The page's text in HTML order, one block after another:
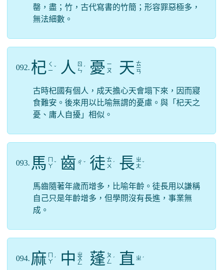
罄，盡；竹，古代寫書的竹簡；形容罪惡極多，
無法細數。
092. 杞 ㄑ
ㄧ ˇ 人 ㄖ
ㄣ ˊ 憂 ㄧ
ㄡ
天 ㄊ
ㄧ
ㄢ
古時杞國有個人，成天擔心天會塌下來，因而寢
食難安。後來用以比喻無謂的憂慮。與「杞天之
憂、庸人自擾」相似。
093. 馬 ㄚ ˇ 齒 ㄔ ˇ 徒 ㄊ
ㄨ ˊ 長 ㄓ
ㄤ ˇ
馬齒隨著年歲而增多，比喻年齡。徒長用以謙稱
自己只是年齡增多，但學問沒有長進，事業無
成。
094. 麻 ㄚ ˊ 中 ㄓ
ㄨ
ㄥ 蓬 ㄆ
ㄥ
ˊ 直 ㄓ ˊ